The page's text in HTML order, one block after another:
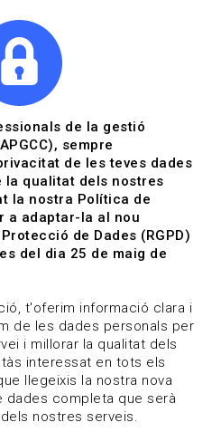
al dia
i notícies del sector de la
de la gestió
sempre
de les teves dades
qualitat dels nostres
la nostra Política de
a adaptar-la al nou
de Dades (RGPD)
del dia 25 de maig de
t'oferim informació clara i
de les dades personals per
i millorar la qualitat dels
interessat en tots els
llegeixis la nostra nova
completa que serà
nostres serveis.